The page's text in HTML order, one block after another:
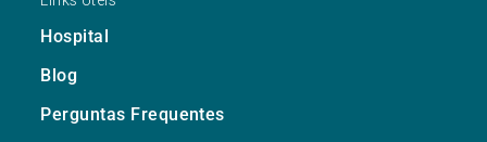
Hospital
Blog
Perguntas Frequentes